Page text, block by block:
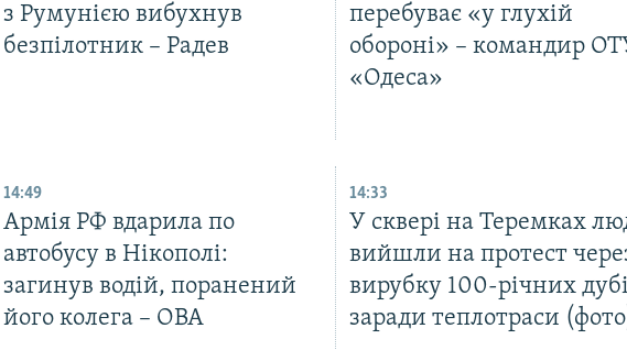
з Румунією вибухнув
безпілотник – Радев
перебуває «у глухій
обороні» – командир
«Одеса»
14:49
Армія РФ вдарила по
автобусу в Нікополі:
загинув водій, поранений
його колега – ОВА
14:33
У сквері на Теремках
вийшли на протест
вирубку 100-річних
заради теплотраси